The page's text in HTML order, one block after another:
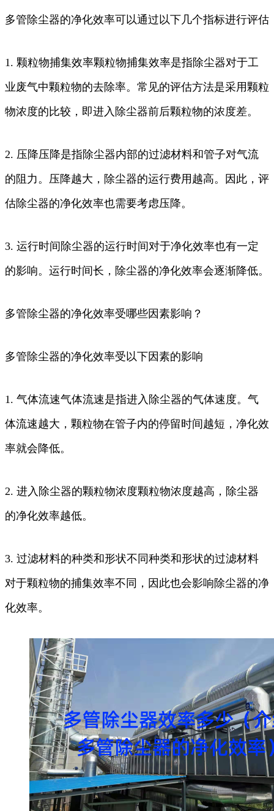
多管除尘器的净化效率可以通过以下几个指标进行评估
1. 颗粒物捕集效率颗粒物捕集效率是指除尘器对于工
业废气中颗粒物的去除率。常见的评估方法是采用颗粒
物浓度的比较，即进入除尘器前后颗粒物的浓度差。
2. 压降压降是指除尘器内部的过滤材料和管子对气流
的阻力。压降越大，除尘器的运行费用越高。因此，评
估除尘器的净化效率也需要考虑压降。
3. 运行时间除尘器的运行时间对于净化效率也有一定
的影响。运行时间长，除尘器的净化效率会逐渐降低。
多管除尘器的净化效率受哪些因素影响？
多管除尘器的净化效率受以下因素的影响
1. 气体流速气体流速是指进入除尘器的气体速度。气
体流速越大，颗粒物在管子内的停留时间越短，净化效
率就会降低。
2. 进入除尘器的颗粒物浓度颗粒物浓度越高，除尘器
的净化效率越低。
3. 过滤材料的种类和形状不同种类和形状的过滤材料
对于颗粒物的捕集效率不同，因此也会影响除尘器的净
化效率。